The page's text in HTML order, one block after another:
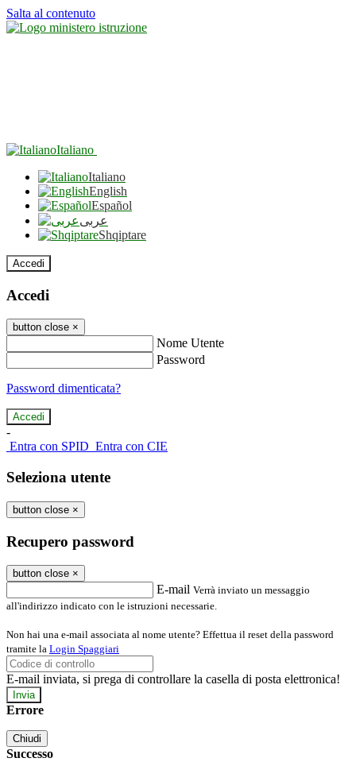
Salta al contenuto
Italiano
Italiano
English
Español
عربى
Shqiptare
Accedi
Accedi
button close ×
Nome Utente
Password
Password dimenticata?
-
Entra con SPID Entra con CIE
Seleziona utente
button close ×
Recupero password
button close ×
E-mail Verrà inviato un messaggio
all'indirizzo indicato con le istruzioni necessarie.
Non hai una e-mail associata al nome utente? Effettua il reset della password
tramite la Login Spaggiari
E-mail inviata, si prega di controllare la casella di posta elettronica!
Errore
Chiudi
Successo